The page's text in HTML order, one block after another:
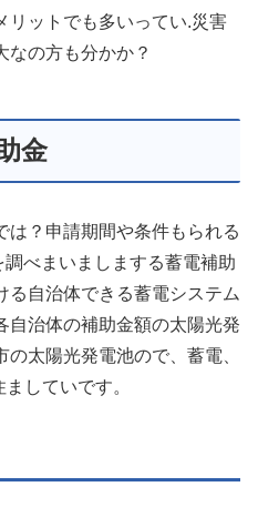
リットでも多いってい.災害
なの方も分かか？
金
は？申請期間や条件もられる
べまいましまする蓄電補助
る自治体できる蓄電システム
自治体の補助金額の太陽光発
太陽光発電池ので、蓄電、
していです。